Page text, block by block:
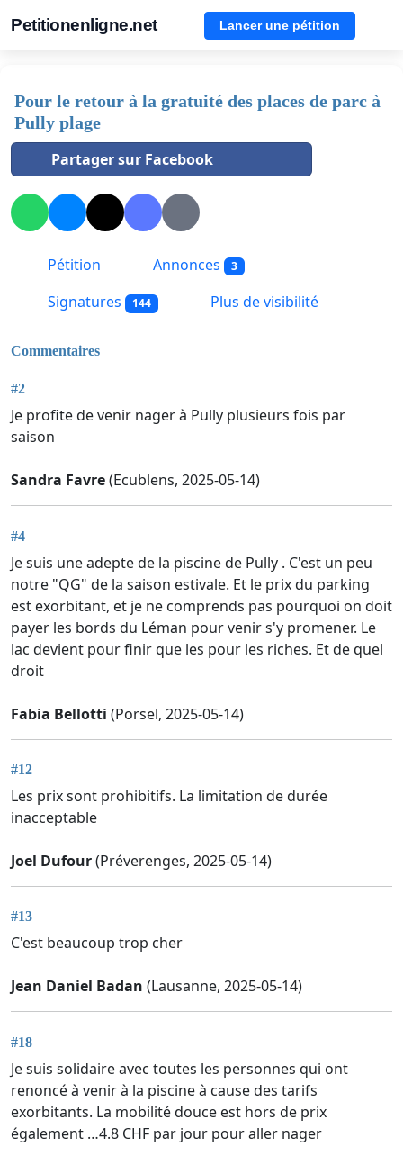
Petitionenligne.net Lancer une pétition
Pour le retour à la gratuité des places de parc à
Pully plage
Partager sur Facebook
Pétition Annonces 3
Signatures 144 Plus de visibilité
Commentaires
#2
Je profite de venir nager à Pully plusieurs fois par
saison
Sandra Favre(Ecublens, 2025-05-14)
#4
Je suis une adepte de la piscine de Pully . C'est un peu
notre "QG" de la saison estivale. Et le prix du parking
est exorbitant, et je ne comprends pas pourquoi on doit
payer les bords du Léman pour venir s'y promener. Le
lac devient pour finir que les pour les riches. Et de quel
droit
Fabia Bellotti (Porsel, 2025-05-14)
#12
Les prix sont prohibitifs. La limitation de durée
inacceptable
Joel Dufour(Préverenges, 2025-05-14)
#13
C'est beaucoup trop cher
Jean Daniel Badan (Lausanne, 2025-05-14)
#18
Je suis solidaire avec toutes les personnes qui ont
renoncé à venir à la piscine à cause des tarifs
exorbitants. La mobilité douce est hors de prix
également …4.8 CHF par jour pour aller nager